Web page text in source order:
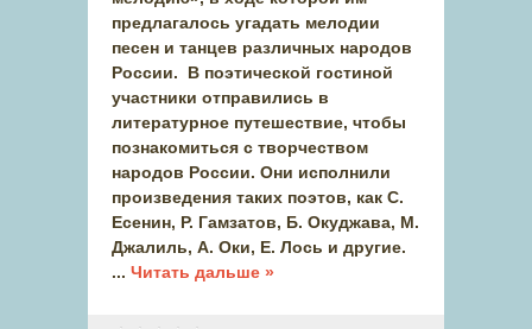
предлагалось угадать мелодии
песен и танцев различных народов
России. В поэтической гостиной
участники отправились в
литературное путешествие, чтобы
познакомиться с творчеством
народов России. Они исполнили
произведения таких поэтов, как С.
Есенин, Р. Гамзатов, Б. Окуджава, М.
Джалиль, А. Оки, Е. Лось и другие.
... Читать дальше »